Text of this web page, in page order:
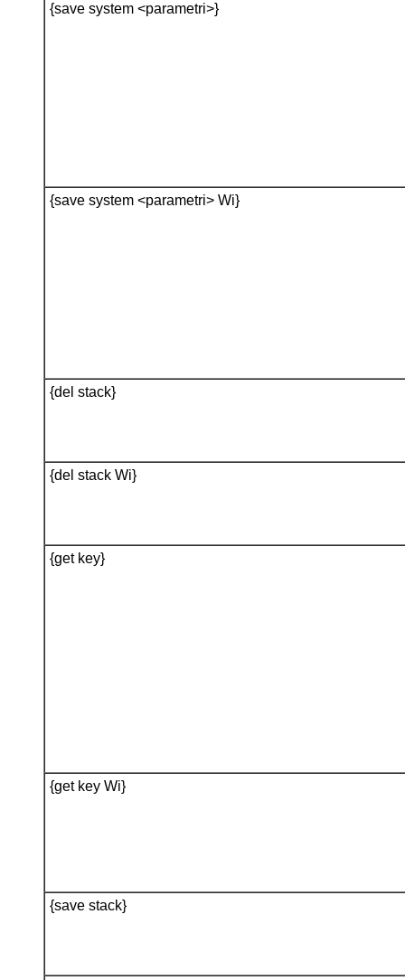
{save system <parametri>}
{save system <parametri> Wi}
{del stack}
{del stack Wi}
{get key}
{get key Wi}
{save stack}